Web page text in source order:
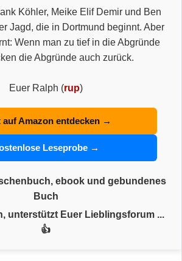
Köhler, Meike Elif Demir und Ben
Jagd, die in Dortmund beginnt. Aber
Wenn man zu tief in die Abgründe
die Abgründe auch zurück.
Euer Ralph (rup)
auf Amazon entdecken →
Leseprobe →
ebook und gebundenes
Buch
unterstützt Euer Lieblingsforum ...
👍